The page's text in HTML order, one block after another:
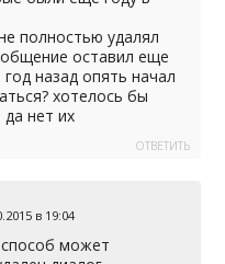
полностью удалял
оставил еще
назад опять начал
хотелось бы
нет их
ОТВЕТИТЬ
в 19:04
может